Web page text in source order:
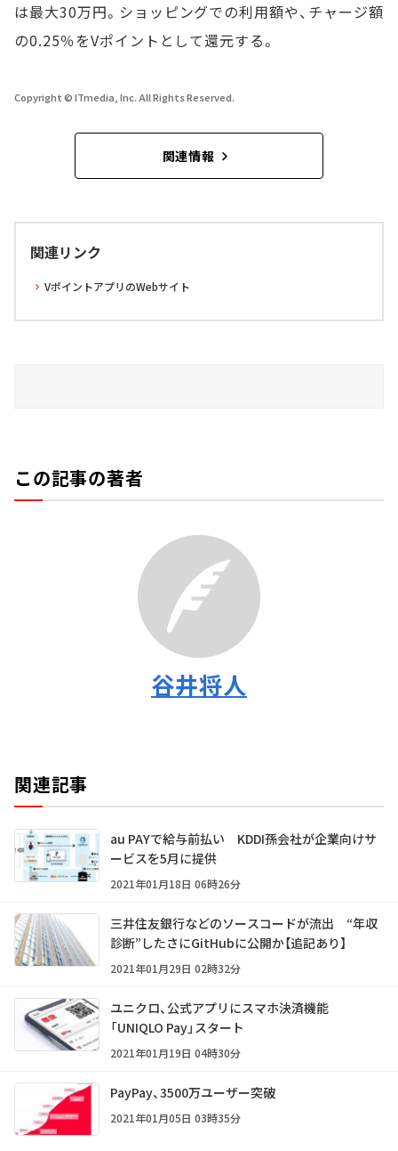
は最大30万円。ショッピングでの利用額や、チャージ額
の0.25％をVポイントとして還元する。
Copyright © ITmedia, Inc. All Rights Reserved.
関連情報
関連リンク
VポイントアプリのWebサイト
この記事の著者
谷井将人
関連記事
au PAYで給与前払い KDDI孫会社が企業向けサ
ービスを5月に提供
2021年01月18日 06時26分
三井住友銀行などのソースコードが流出 “年収
診断”したさにGitHubに公開か【追記あり】
2021年01月29日 02時32分
ユニクロ、公式アプリにスマホ決済機能
「UNIQLO Pay」スタート
2021年01月19日 04時30分
PayPay、3500万ユーザー突破
2021年01月05日 03時35分